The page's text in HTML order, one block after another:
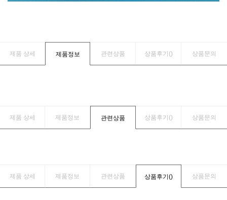
제품 상세 제품정보 관련상품 상품후기() 상품문의
제품 상세 제품정보 관련상품 상품후기() 상품문의
제품 상세 제품정보 관련상품 상품후기() 상품문의